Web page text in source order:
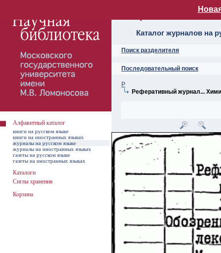
Алфавитный
Каталог журналов на
Поиск разделителя
Последовательный поиск
Р
Реферативный журнал...
Алфавитный каталог
книги на русском языке
книги на иностранных языках
журналы на русском языке
журналы на иностранных языках
газеты на русском языке
газеты на иностранных языках
Каталоги
Сиглы хранения
Корзина